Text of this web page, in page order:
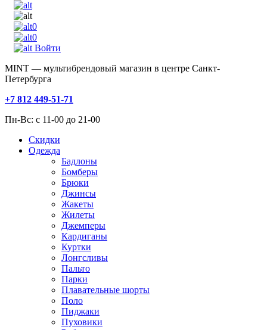
0
0
Войти
MINT — мультибрендовый магазин в центре Санкт-
Петербурга
+7 812 449-51-71
Пн-Вс: с 11-00 до 21-00
Скидки
Одежда
Бадлоны
Бомберы
Брюки
Джинсы
Жакеты
Жилеты
Джемперы
Кардиганы
Куртки
Лонгсливы
Пальто
Парки
Плавательные шорты
Поло
Пиджаки
Пуховики